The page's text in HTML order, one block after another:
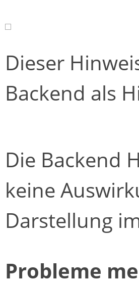
Dieser
Backend als
Die Backend
keine
Darstellung
Probleme